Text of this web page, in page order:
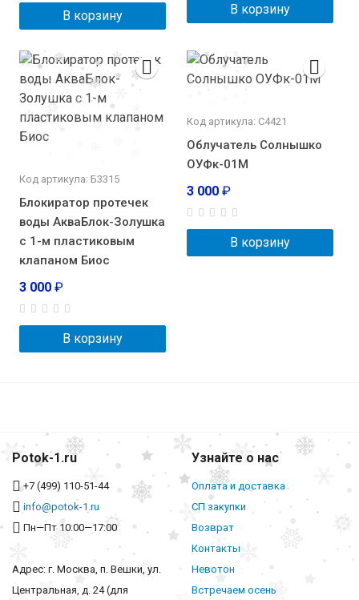
В корзину В корзину
Код артикула: Б3315
Блокиратор протечек
воды АкваБлок-Золушка
с 1-м пластиковым
клапаном Биос
3 000 ₽
В корзину
Код артикула: С4421
Облучатель Солнышко
ОУФк-01М
3 000 ₽
В корзину
Potok-1.ru
+7 (499) 110-51-44
info@potok-1.ru
Пн—Пт 10:00—17:00
Адрес: г. Москва, п. Вешки, ул.
Центральная, д. 24 (для
Узнайте о нас
Оплата и доставка
СП закупки
Возврат
Контакты
Невотон
Встречаем осень